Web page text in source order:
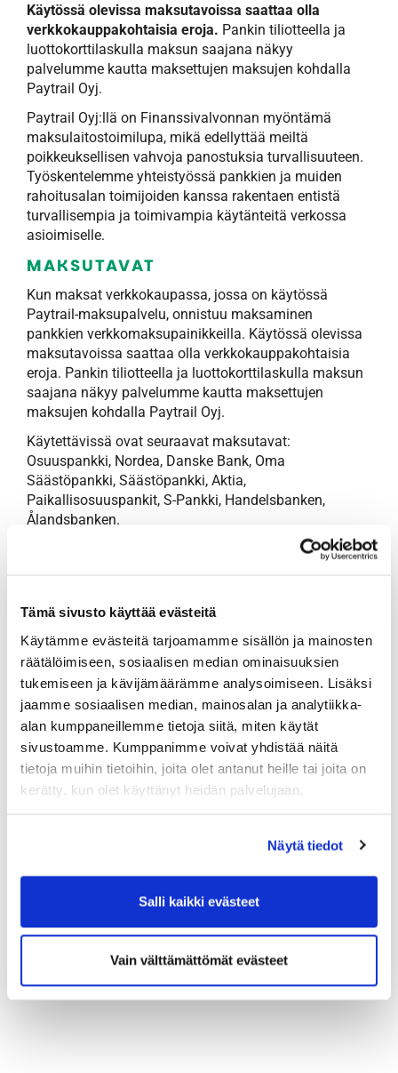
Tämä sivusto käyttää evästeitä
Käytämme evästeitä tarjoamamme sisällön ja mainosten
räätälöimiseen, sosiaalisen median ominaisuuksien
tukemiseen ja kävijämäärämme analysoimiseen. Lisäksi
jaamme sosiaalisen median, mainosalan ja analytiikka-
alan kumppaneillemme tietoja siitä, miten käytät
sivustoamme. Kumppanimme voivat yhdistää näitä
tietoja muihin tietoihin, joita olet antanut heille tai joita on
kerätty, kun olet käyttänyt heidän palvelujaan.
Näytä tiedot
Salli kaikki evästeet
Vain välttämättömät evästeet
Käytössä olevissa maksutavoissa saattaa olla
verkkokauppakohtaisia eroja. Pankin tiliotteella ja
luottokorttilaskulla maksun saajana näkyy
palvelumme kautta maksettujen maksujen kohdalla
Paytrail Oyj.
Paytrail Oyj:llä on Finanssivalvonnan myöntämä
maksulaitostoimilupa, mikä edellyttää meiltä
poikkeuksellisen vahvoja panostuksia turvallisuuteen.
Työskentelemme yhteistyössä pankkien ja muiden
rahoitusalan toimijoiden kanssa rakentaen entistä
turvallisempia ja toimivampia käytänteitä verkossa
asioimiselle.
MAKSUTAVAT
Kun maksat verkkokaupassa, jossa on käytössä
Paytrail-maksupalvelu, onnistuu maksaminen
pankkien verkkomaksupainikkeilla. Käytössä olevissa
maksutavoissa saattaa olla verkkokauppakohtaisia
eroja. Pankin tiliotteella ja luottokorttilaskulla maksun
saajana näkyy palvelumme kautta maksettujen
maksujen kohdalla Paytrail Oyj.
Käytettävissä ovat seuraavat maksutavat:
Osuuspankki, Nordea, Danske Bank, Oma
Säästöpankki, Säästöpankki, Aktia,
Paikallisosuuspankit, S-Pankki, Handelsbanken,
Ålandsbanken.
ASIAKASPALVELU KULUTTAJILLE
020 718 1830 (8,35 snt/puhelu + 16,69 snt/min, alv 24
%)
Auki: ma-pe klo 8-22 ja viikonloppuisin klo 10-18.
maksutiedustelut@paytrail.com